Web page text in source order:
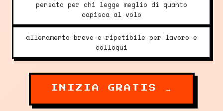
pensato per chi legge meglio di quanto
capisca al volo
allenamento breve e ripetibile per lavoro e
colloqui
INIZIA GRATIS →